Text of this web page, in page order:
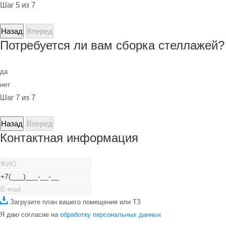
Шаг 5 из 7
Назад Вперед
Потребуется ли вам сборка стеллажей?
да
нет
Шаг 7 из 7
Назад Вперед
Контактная информация
Загрузите план вашего помещения или ТЗ
Я даю согласие на обработку персональных данных